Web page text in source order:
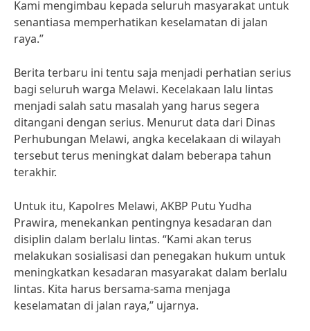
Kami mengimbau kepada seluruh masyarakat untuk
senantiasa memperhatikan keselamatan di jalan
raya.”
Berita terbaru ini tentu saja menjadi perhatian serius
bagi seluruh warga Melawi. Kecelakaan lalu lintas
menjadi salah satu masalah yang harus segera
ditangani dengan serius. Menurut data dari Dinas
Perhubungan Melawi, angka kecelakaan di wilayah
tersebut terus meningkat dalam beberapa tahun
terakhir.
Untuk itu, Kapolres Melawi, AKBP Putu Yudha
Prawira, menekankan pentingnya kesadaran dan
disiplin dalam berlalu lintas. “Kami akan terus
melakukan sosialisasi dan penegakan hukum untuk
meningkatkan kesadaran masyarakat dalam berlalu
lintas. Kita harus bersama-sama menjaga
keselamatan di jalan raya,” ujarnya.